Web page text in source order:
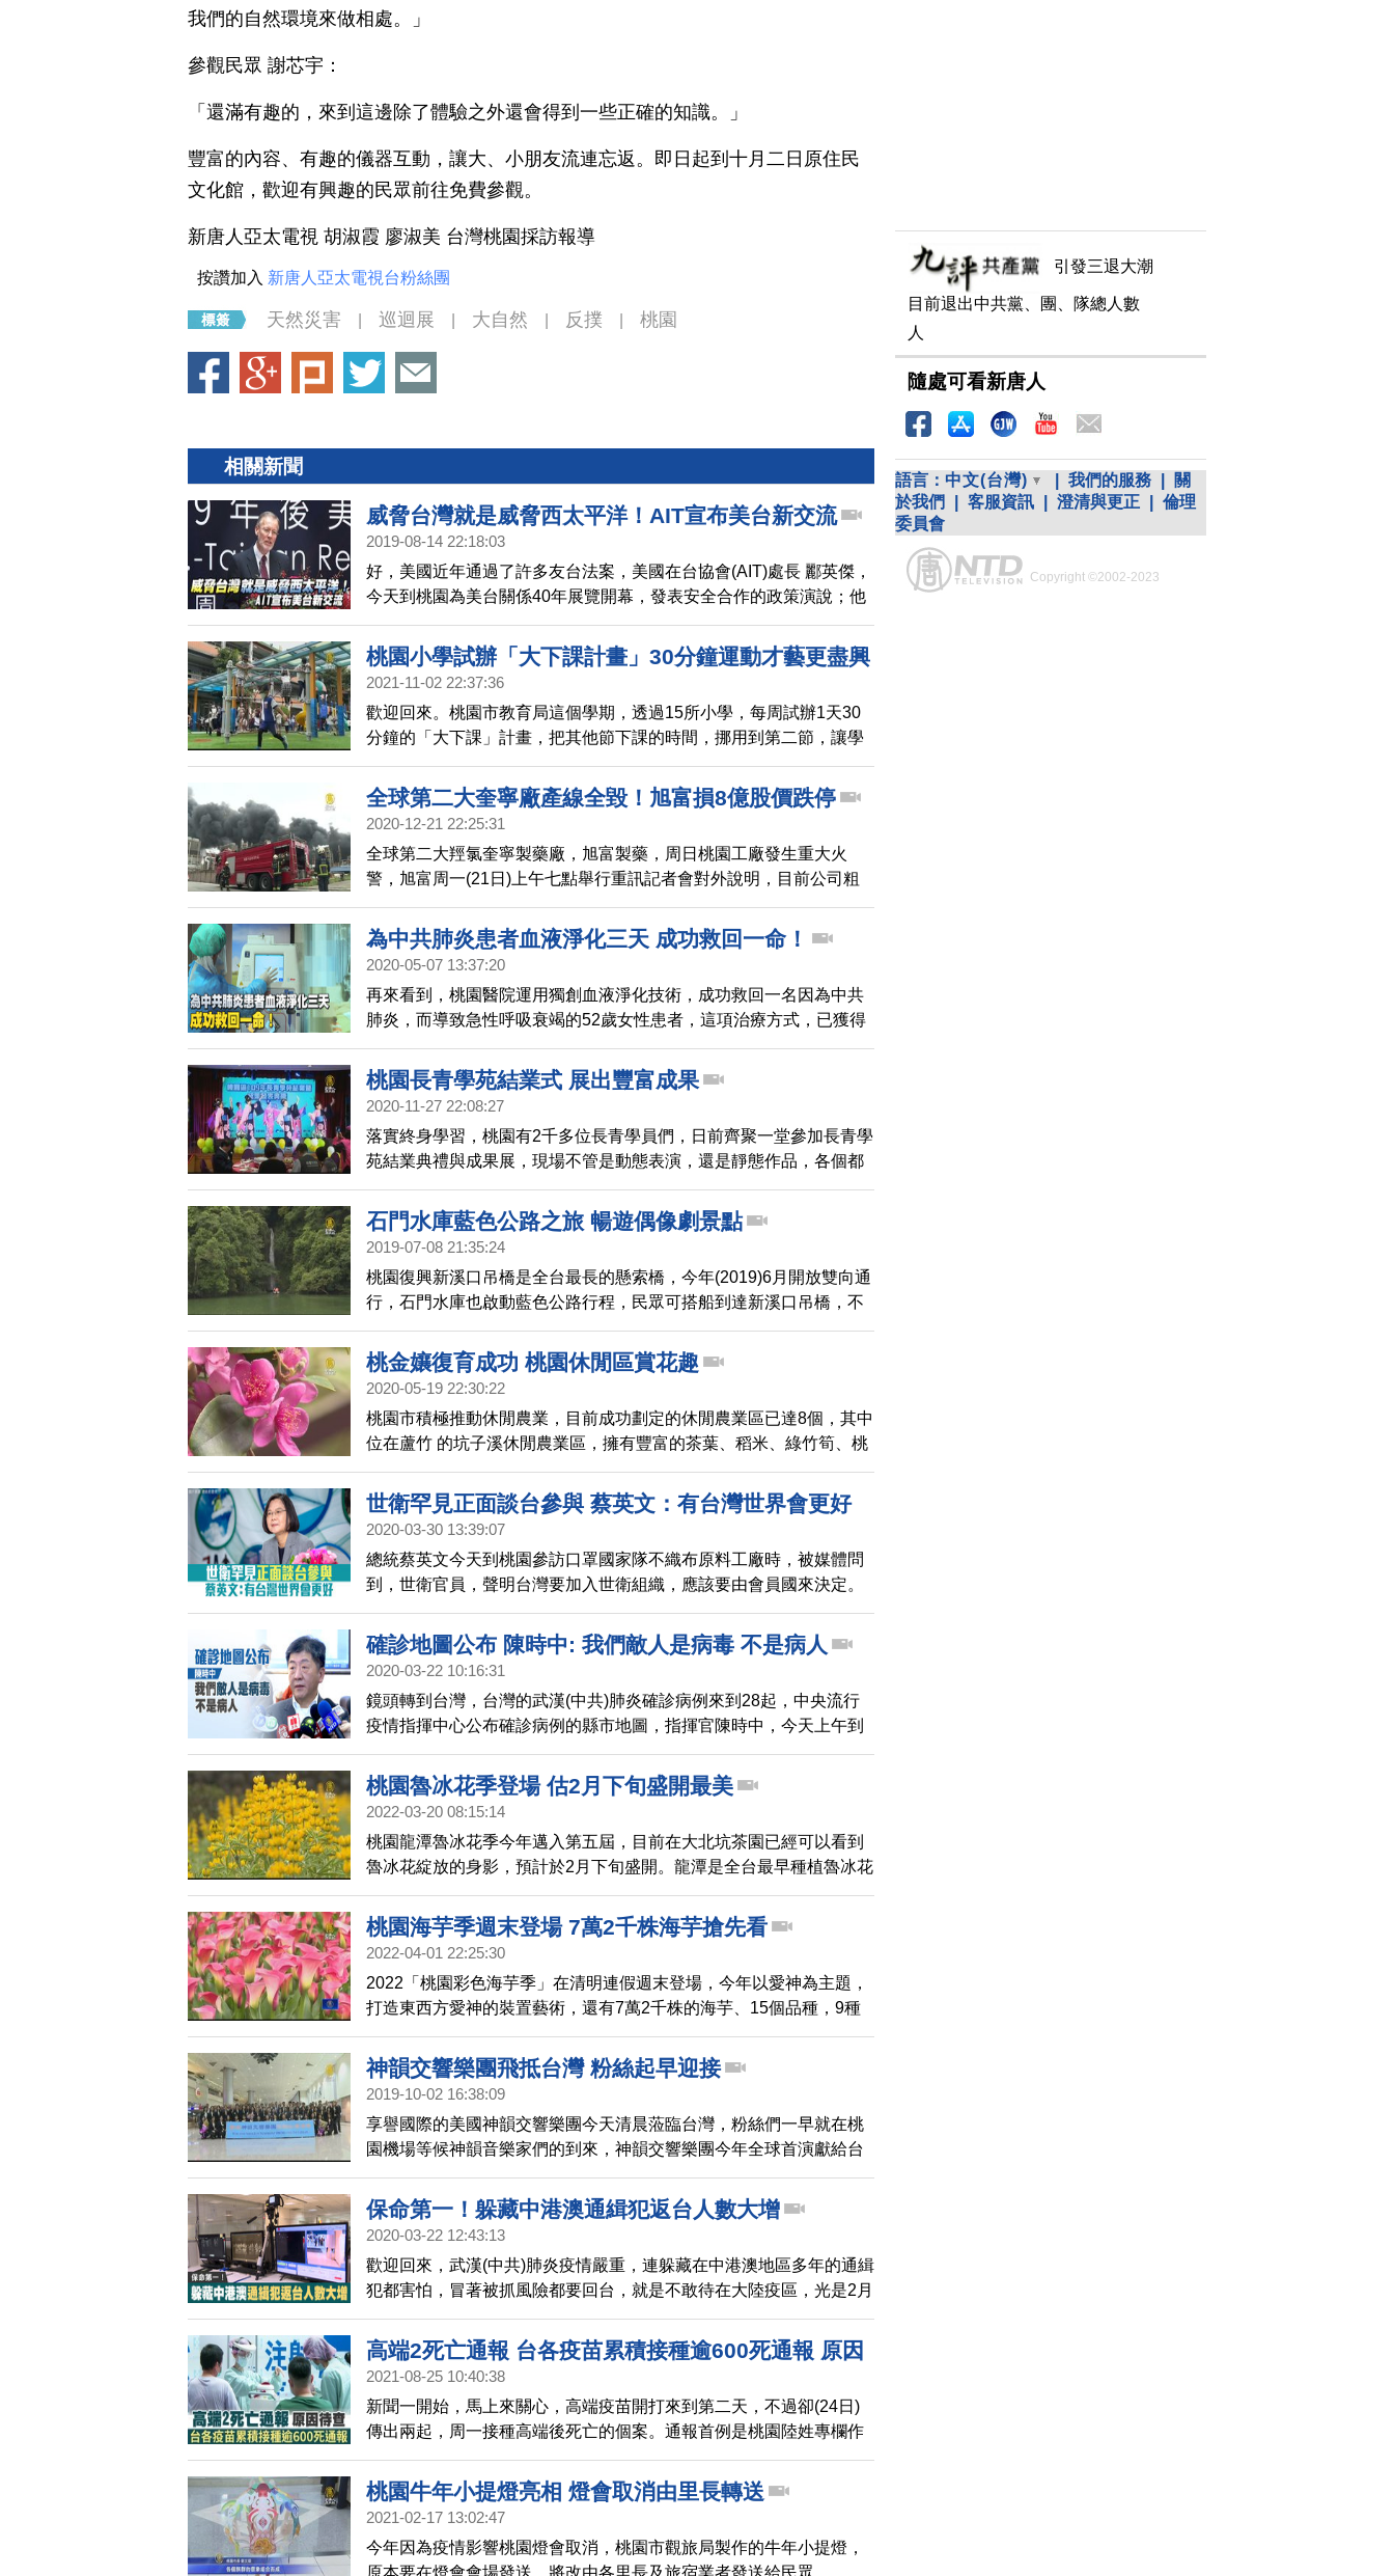
我們的自然環境來做相處。」
參觀民眾 謝芯宇：
「還滿有趣的，來到這邊除了體驗之外還會得到一些正確的知識。」
豐富的內容、有趣的儀器互動，讓大、小朋友流連忘返。即日起到十月二日原住民
文化館，歡迎有興趣的民眾前往免費參觀。
新唐人亞太電視 胡淑霞 廖淑美 台灣桃園採訪報導
按讚加入 新唐人亞太電視台粉絲團
天然災害 巡迴展 大自然 反撲 桃園
相關新聞
威脅台灣就是威脅西太平洋！AIT宣布美台新交流
2019-08-14 22:18:03
好，美國近年通過了許多友台法案，美國在台協會(AIT)處長 酈英傑，
今天到桃園為美台關係40年展覽開幕，發表安全合作的政策演說；他
提到台灣面臨的軍事等威脅，他強調，威脅台灣就是威脅西太平洋，
並宣布新的美台安全交流計畫。
桃園小學試辦「大下課計畫」30分鐘運動才藝更盡興
2021-11-02 22:37:36
歡迎回來。桃園市教育局這個學期，透過15所小學，每周試辦1天30
分鐘的「大下課」計畫，把其他節下課的時間，挪用到第二節，讓學
生有更多下課時間，展開特色活動，像是有學校安排巧固球，有的學
校安排機器人，還有校園把呼拉圈當成下課活動，相當有創意。
全球第二大奎寧廠產線全毀！旭富損8億股價跌停
2020-12-21 22:25:31
全球第二大羥氯奎寧製藥廠，旭富製藥，周日桃園工廠發生重大火
警，旭富周一(21日)上午七點舉行重訊記者會對外說明，目前公司粗
估火災損失達新台幣8億元，雖然可以獲得保險理賠，不過生產線確定
全毀，訂單受到影響下，旭富周一上午一開盤，股價跌停，相關賠償
損失，還有復工進度，還需要進一步確認。
為中共肺炎患者血液淨化三天 成功救回一命！
2020-05-07 13:37:20
再來看到，桃園醫院運用獨創血液淨化技術，成功救回一名因為中共
肺炎，而導致急性呼吸衰竭的52歲女性患者，這項治療方式，已獲得
國際期刊正式接受，成為全球首例，也是台灣之光。
桃園長青學苑結業式 展出豐富成果
2020-11-27 22:08:27
落實終身學習，桃園有2千多位長青學員們，日前齊聚一堂參加長青學
苑結業典禮與成果展，現場不管是動態表演，還是靜態作品，各個都
體現出「活到老、學到老」的長者風範。帶您一起去看看。
石門水庫藍色公路之旅 暢遊偶像劇景點
2019-07-08 21:35:24
桃園復興新溪口吊橋是全台最長的懸索橋，今年(2019)6月開放雙向通
行，石門水庫也啟動藍色公路行程，民眾可搭船到達新溪口吊橋，不
需經台七線塞車之苦，又可欣賞湖光山色的景緻。
桃金孃復育成功 桃園休閒區賞花趣
2020-05-19 22:30:22
桃園市積極推動休閒農業，目前成功劃定的休閒農業區已達8個，其中
位在蘆竹 的坑子溪休閒農業區，擁有豐富的茶葉、稻米、綠竹筍、桃
金孃等特色農產，也結合桃園市「一休區一花卉」的政策，將「桃金
孃」作為形象花卉。目前正逢開花季節，帶您一起去賞花。
世衛罕見正面談台參與 蔡英文：有台灣世界會更好
2020-03-30 13:39:07
總統蔡英文今天到桃園參訪口罩國家隊不織布原料工廠時，被媒體問
到，世衛官員，聲明台灣要加入世衛組織，應該要由會員國來決定。
蔡英文表示，對全世界來講有台灣參與，醫療體系會更好。
確診地圖公布 陳時中: 我們敵人是病毒 不是病人
2020-03-22 10:16:31
鏡頭轉到台灣，台灣的武漢(中共)肺炎確診病例來到28起，中央流行
疫情指揮中心公布確診病例的縣市地圖，指揮官陳時中，今天上午到
桃園聽取防疫準備工作。陳時中說，希望中央跟地方密切合作，並
說，我們共同的敵人不是病人，是病毒。
桃園魯冰花季登場 估2月下旬盛開最美
2022-03-20 08:15:14
桃園龍潭魯冰花季今年邁入第五屆，目前在大北坑茶園已經可以看到
魯冰花綻放的身影，預計於2月下旬盛開。龍潭是全台最早種植魯冰花
的地區，有近15公頃的金黃魯冰花，分布於大北坑休閒農業區及和窯
文創園區的茶園間，民眾可以把握時間到龍潭食茶賞花。
桃園海芋季週末登場 7萬2千株海芋搶先看
2022-04-01 22:25:30
2022「桃園彩色海芋季」在清明連假週末登場，今年以愛神為主題，
打造東西方愛神的裝置藝術，還有7萬2千株的海芋、15個品種，9種
顏色，搭配2萬株百合、香水百合等花卉，邀請遊客在繽紛花海，感受
芳香浪漫。
神韻交響樂團飛抵台灣 粉絲起早迎接
2019-10-02 16:38:09
享譽國際的美國神韻交響樂團今天清晨蒞臨台灣，粉絲們一早就在桃
園機場等候神韻音樂家們的到來，神韻交響樂團今年全球首演獻給台
灣，觀眾們感謝純善純美，正面能量的演出。
保命第一！躲藏中港澳通緝犯返台人數大增
2020-03-22 12:43:13
歡迎回來，武漢(中共)肺炎疫情嚴重，連躲藏在中港澳地區多年的通緝
犯都害怕，冒著被抓風險都要回台，就是不敢待在大陸疫區，光是2月
份，航警就移送12名通緝犯，桃園地檢署特別在地下停車場設置簡易
偵查庭，避免檢察官、書記官和返台通緝犯近距離接觸，遭受病毒感
染。
高端2死亡通報 台各疫苗累積接種逾600死通報 原因
待查
2021-08-25 10:40:38
新聞一開始，馬上來關心，高端疫苗開打來到第二天，不過卻(24日)
傳出兩起，周一接種高端後死亡的個案。通報首例是桃園陸姓專欄作
家，指揮中心表示個案初步判定有心肌梗塞可能性，要再等司法相
驗。而台灣到目前為止，已經有超過653人，接種疫苗後死亡。指揮
中心指出，在解剖案例中，尚未看到死因和疫苗有直接相關。
桃園牛年小提燈亮相 燈會取消由里長轉送
2021-02-17 13:02:47
今年因為疫情影響桃園燈會取消，桃園市觀旅局製作的牛年小提燈，
引發三退大潮
目前退出中共黨、團、隊總人數
人
隨處可看新唐人
語言： 中文(台灣) 我們的服務
關
於我們
客服資訊 澄清與更正
倫理
委員會
Copyright ©2002-2023